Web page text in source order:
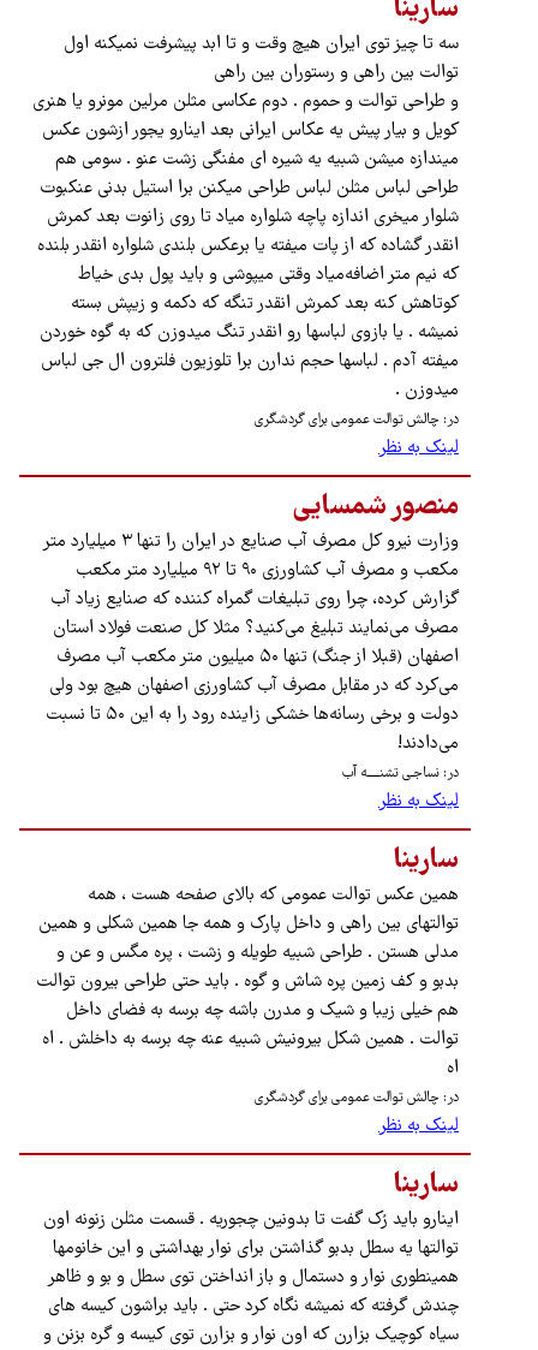
سارینا
سه تا چیز توی ایران هیچ وقت و تا ابد پیشرفت نمیکنه اول
توالت بین راهی و رستوران بین راهی
و طراحی توالت و حموم . دوم عکاسی مثلن مرلین مونرو یا هنری
کویل و بیار پیش یه عکاس ایرانی بعد اینارو یجور ازشون عکس
میندازه میشن شبیه یه شیره ای مفنگی زشت عنو . سومی هم
طراحی لباس مثلن لباس طراحی میکنن برا استیل بدنی عنکبوت
شلوار میخری اندازه پاچه شلواره میاد تا روی زانوت بعد کمرش
انقدر گشاده که‌ از پات میفته یا برعکس بلندی شلواره انقدر بلنده
که نیم متر اضافه‌میاد وقتی میپوشی و باید پول بدی خیاط
کوتاهش کنه بعد کمرش انقدر تنگه که دکمه و زیپش بسته
نمیشه . یا بازوی لباسها رو انقدر تنگ میدوزن که به گوه خوردن
میفته آدم . لباسها حجم ندارن برا تلوزیون فلترون ال جی لباس
میدوزن .
در: چالش توالت ‌عمومی برای گردشگری
لینک به نظر
منصور شمسایی
وزارت نیرو کل مصرف آب صنایع در ایران را تنها ۳ میلیارد متر
مکعب و مصرف آب کشاورزی ۹۰ تا ۹۲ میلیارد متر مکعب
گزارش کرده، چرا روی تبلیغات گمراه کننده که صنایع زیاد آب
مصرف می‌نمایند تبلیغ می‌کنید؟ مثلا کل صنعت فولاد استان
اصفهان (قبلا از جنگ) تنها ۵۰ میلیون متر مکعب آب مصرف
می‌کرد که در مقابل مصرف آب کشاورزی اصفهان هیچ بود ولی
دولت و برخی رسانه‌ها خشکی زاینده رود را به این ۵۰ تا نسبت
می‌دادند!
در: نساجـی تشنـــــه آب
لینک به نظر
سارینا
همین عکس توالت عمومی که بالای صفحه هست ، همه
توالتهای بین راهی و داخل پارک و همه جا همین شکلی و همین
مدلی هستن . طراحی شبیه طویله و زشت ، پره مگس و عن و
بدبو و کف زمین پره شاش و گوه . باید حتی طراحی بیرون توالت
هم خیلی زیبا و شیک و مدرن باشه چه برسه به فضای داخل
توالت . همین شکل بیرونیش شبیه عنه چه برسه به داخلش . اه
اه
در: چالش توالت ‌عمومی برای گردشگری
لینک به نظر
سارینا
اینارو باید رُک گفت تا بدونین چجوریه . قسمت مثلن زنونه اون
توالتها یه سطل بدبو گذاشتن برای نوار بهداشتی و این خانومها
همینطوری نوار و دستمال و باز انداختن توی سطل و بو و ظاهر
چندش گرفته که نمیشه نگاه کرد حتی . باید براشون کیسه های
سیاه کوچیک بزارن که اون نوار و بزارن توی کیسه و گره بزنن و